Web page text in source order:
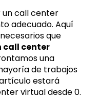
un call center
adecuado. Aquí
que
call center
una
de trabajos
estará
virtual desde 0.